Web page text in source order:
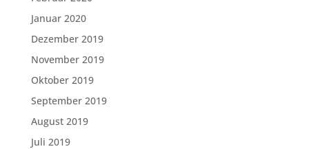
Januar 2020
Dezember 2019
November 2019
Oktober 2019
September 2019
August 2019
Juli 2019